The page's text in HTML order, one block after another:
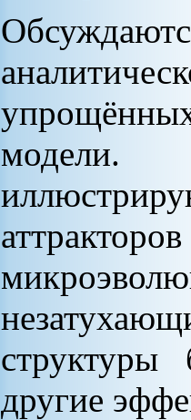
модели.
структуры
другие